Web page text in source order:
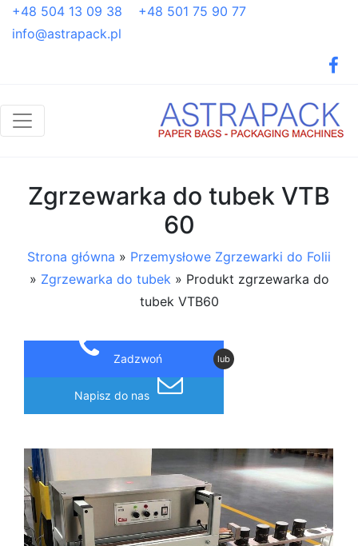
+48 504 13 09 38 +48 501 75 90 77
info@astrapack.pl
Zgrzewarka do tubek VTB
60
Strona główna » Przemysłowe Zgrzewarki do Folii
» Zgrzewarka do tubek» Produkt zgrzewarka do
tubek VTB60
Zadzwoń lub
Napisz do nas